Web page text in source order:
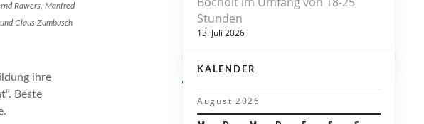
Rawers, Manfred
Claus Zumbusch
ihre
Beste
Stunden
13. Juli 2026
KALENDER
August 2026